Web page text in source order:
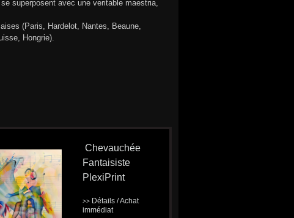
superposent avec une veritable maestria,
(Paris, Hardelot, Nantes, Beaune,
Hongrie).
Chevauchée
Fantaisiste
PlexiPrint
>> Détails / Achat
immédiat